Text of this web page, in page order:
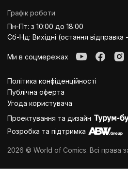
Графік роботи
Пн-Пт: з 10:00 до 18:00
Сб-Нд: Вихідні (остання відправка
Ми в соцмережах
Політика конфіденційності
Публiчна оферта
Угода користувача
Проектування та дизайн
Розробка та підтримка
2026 © World of Comics. Всі права